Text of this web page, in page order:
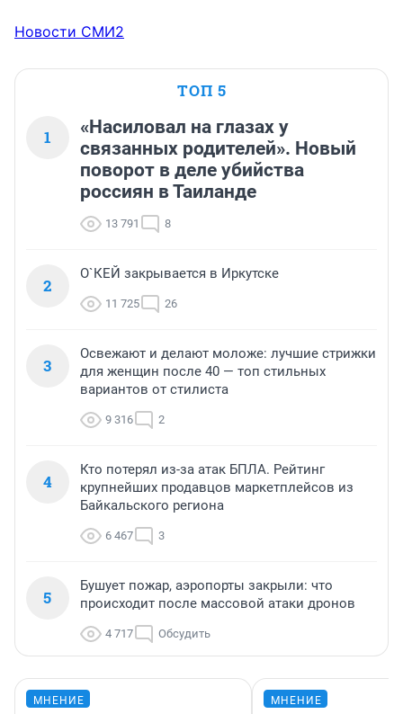
Новости СМИ2
ТОП 5
1
«Насиловал на глазах у
связанных родителей». Новый
поворот в деле убийства
россиян в Таиланде
13 791 8
2
О`КЕЙ закрывается в Иркутске
11 725 26
3
Освежают и делают моложе: лучшие стрижки
для женщин после 40 — топ стильных
вариантов от стилиста
9 316 2
4
Кто потерял из-за атак БПЛА. Рейтинг
крупнейших продавцов маркетплейсов из
Байкальского региона
6 467 3
5
Бушует пожар, аэропорты закрыли: что
происходит после массовой атаки дронов
4 717 Обсудить
МНЕНИЕ МНЕНИЕ